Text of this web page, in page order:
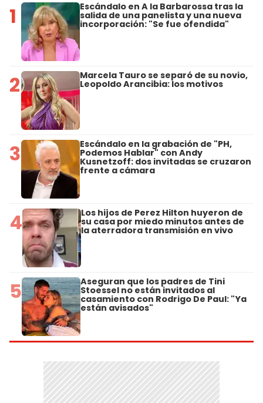
1 Escándalo en A la Barbarossa tras la
salida de una panelista y una nueva
incorporación: "Se fue ofendida"
2 Marcela Tauro se separó de su novio,
Leopoldo Arancibia: los motivos
3 Escándalo en la grabación de "PH,
Podemos Hablar" con Andy
Kusnetzoff: dos invitadas se cruzaron
frente a cámara
4 Los hijos de Perez Hilton huyeron de
su casa por miedo minutos antes de
la aterradora transmisión en vivo
5 Aseguran que los padres de Tini
Stoessel no están invitados al
casamiento con Rodrigo De Paul: "Ya
están avisados"